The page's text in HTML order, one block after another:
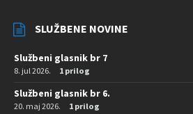
SLUŽBENE NOVINE
Službeni glasnik br 7
8. jul 2026. 1 prilog
Službeni glasnik br 6.
20. maj 2026. 1 prilog